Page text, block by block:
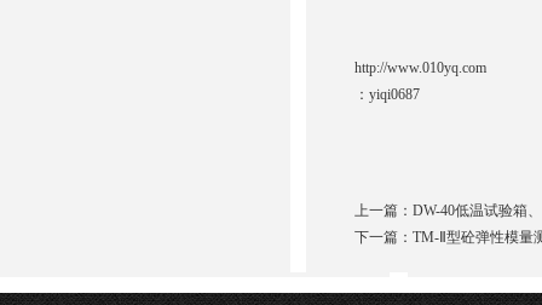
http://www.010yq.com
： yiqi0687
上一篇： DW-40低温试验箱
下一篇： TM-Ⅱ型砼弹性模量